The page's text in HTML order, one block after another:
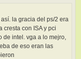
la gracia del ps/2 era
cresta con ISA y pci
intel. vga a lo mejro,
de eso eran las